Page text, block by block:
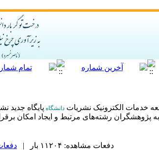
خدمات الکترونیک نشریات دانشگاه پایگاه جدید
پژوهشگران رشته‌های مرتبط و ایجاد امکان
دفعات مشاهده: ۱۱۲۰۴ بار | دفعات